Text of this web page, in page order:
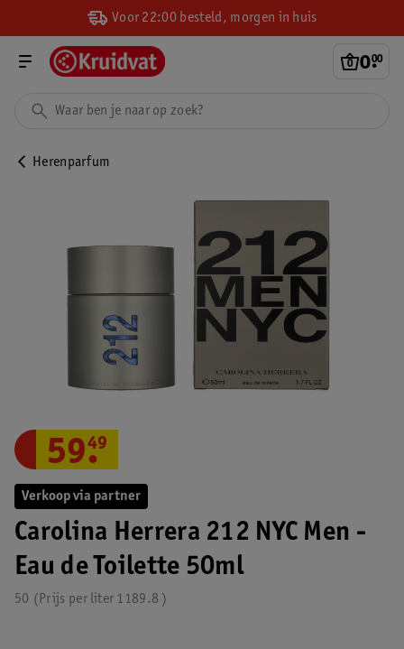
Voor 22:00 besteld, morgen in huis
0.
00
Herenparfum
Verkoop via partner
Carolina Herrera 212 NYC Men -
Eau de Toilette 50ml
50 1189.8
Prijs per liter
59.
49